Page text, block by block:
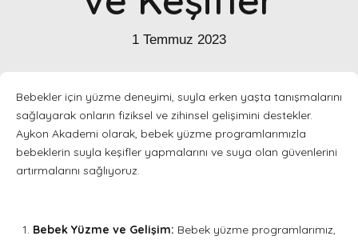
1 Temmuz 2023
Bebekler için yüzme deneyimi, suyla erken yaşta tanışmalarını
sağlayarak onların fiziksel ve zihinsel gelişimini destekler.
Aykon Akademi olarak, bebek yüzme programlarımızla
bebeklerin suyla keşifler yapmalarını ve suya olan güvenlerini
artırmalarını sağlıyoruz.
Bebek Yüzme ve Gelişim: Bebek yüzme programlarımız,